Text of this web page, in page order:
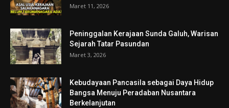
Maret 11, 2026
Peninggalan Kerajaan Sunda Galuh, Warisan
Sejarah Tatar Pasundan
Maret 3, 2026
Kebudayaan Pancasila sebagai Daya Hidup
Bangsa Menuju Peradaban Nusantara
Berkelanjutan